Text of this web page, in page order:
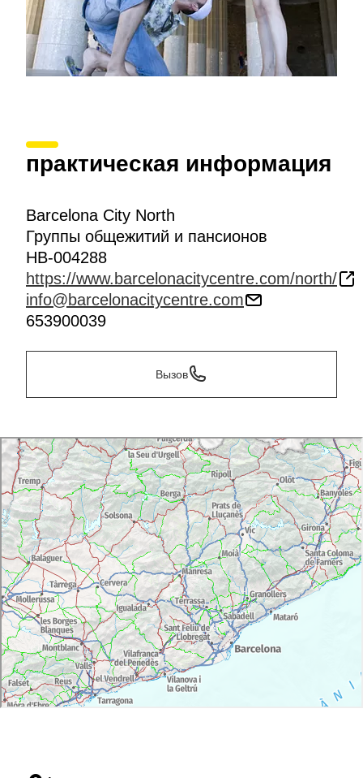
практическая информация
Barcelona City North
Группы общежитий и пансионов
HB-004288
https://www.barcelonacitycentre.com/north/
info@barcelonacitycentre.com
653900039
Вызов